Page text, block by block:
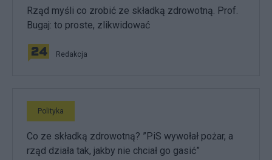
Rząd myśli co zrobić ze składką zdrowotną. Prof.
Bugaj: to proste, zlikwidować
Redakcja
Polityka
Co ze składką zdrowotną? ”PiS wywołał pożar, a
rząd działa tak, jakby nie chciał go gasić”